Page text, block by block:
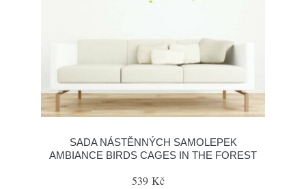
SADA NÁSTĚNNÝCH SAMOLEPEK
AMBIANCE BIRDS CAGES IN THE FOREST
539 Kč